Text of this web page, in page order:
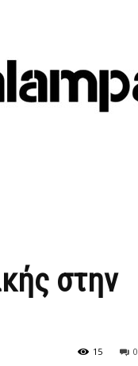
στην
0
15